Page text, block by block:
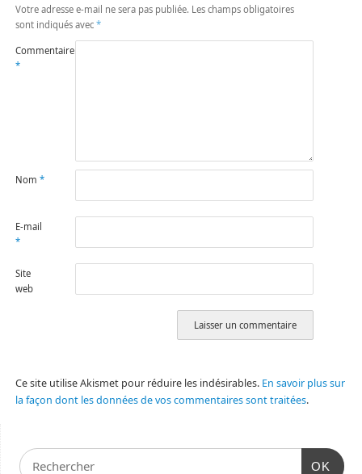
Votre adresse e-mail ne sera pas publiée. Les champs obligatoires
sont indiqués avec *
Commentaire
*
Nom *
E-mail
*
Site
web
Ce site utilise Akismet pour réduire les indésirables. En savoir plus sur
la façon dont les données de vos commentaires sont traitées.
OK